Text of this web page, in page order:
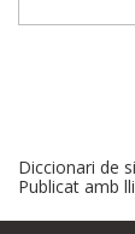
Diccionari de
Publicat amb